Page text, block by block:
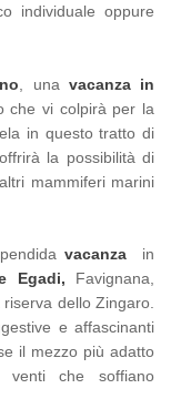
individuale oppure
, una vacanza in
che vi colpirà per la
in questo tratto di
la possibilità di
mammiferi marini
vacanzain
Egadi, Favignana,
dello Zingaro.
e affascinanti
il mezzo più adatto
venti che soffiano